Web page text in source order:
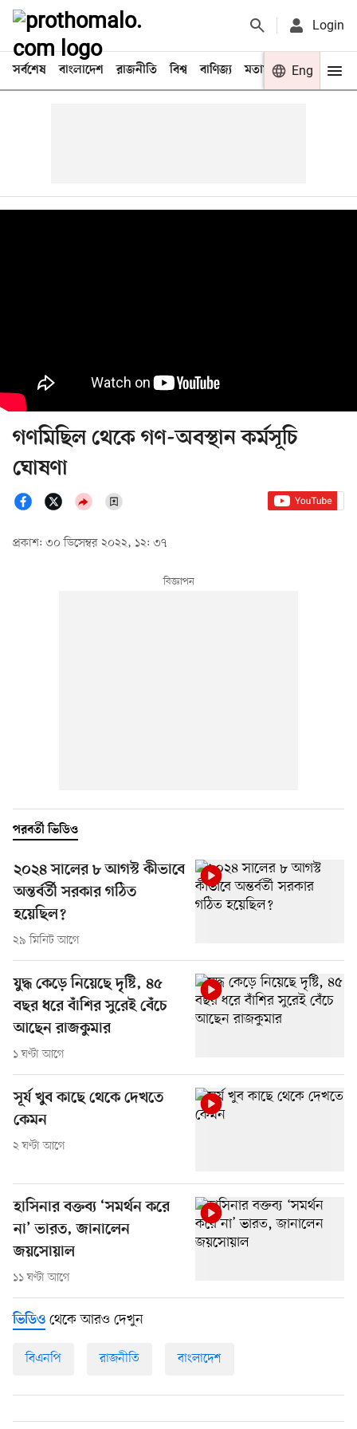
Login
সর্বশেষ বাংলাদেশ রাজনীতি বিশ্ব বাণিজ্য মতামত খেলা
Eng
গণমিছিল থেকে গণ-অবস্থান কর্মসূচি
ঘোষণা
প্রকাশ: ৩০ ডিসেম্বর ২০২২, ১২: ৩৭
পরবর্তী ভিডিও
২০২৪ সালের ৮ আগস্ট কীভাবে
অন্তর্বর্তী সরকার গঠিত
হয়েছিল?
২৯ মিনিট আগে
যুদ্ধ কেড়ে নিয়েছে দৃষ্টি, ৪৫
বছর ধরে বাঁশির সুরেই বেঁচে
আছেন রাজকুমার
১ ঘণ্টা আগে
সূর্য খুব কাছে থেকে দেখতে
কেমন
২ ঘণ্টা আগে
হাসিনার বক্তব্য ‘সমর্থন করে
না’ ভারত, জানালেন
জয়সোয়াল
১১ ঘণ্টা আগে
ভিডিও থেকে আরও দেখুন
বিএনপি রাজনীতি বাংলাদেশ